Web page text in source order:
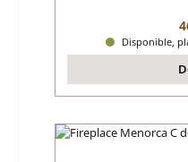
Disponible,